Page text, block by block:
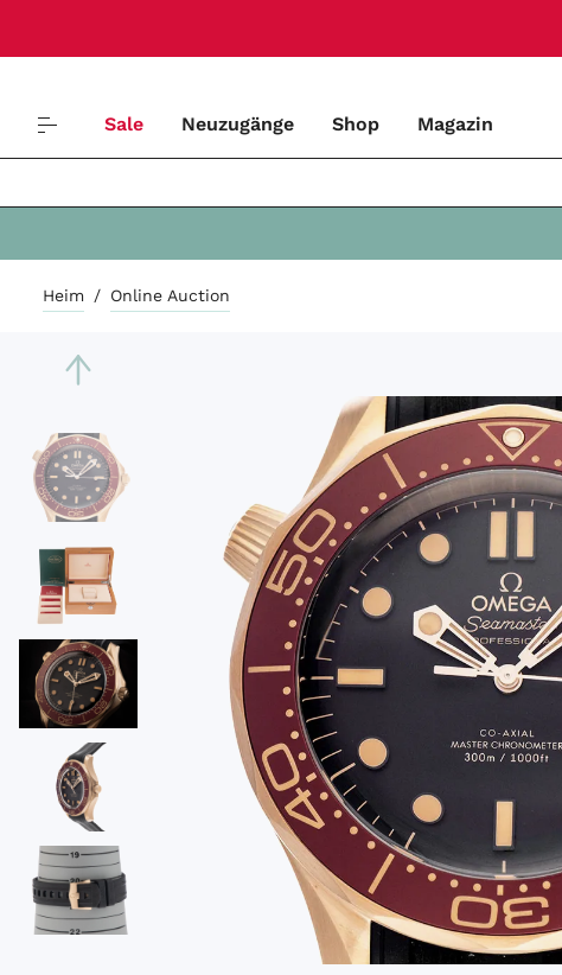
Sale Neuzugänge Shop Magazin
Heim / Online Auction